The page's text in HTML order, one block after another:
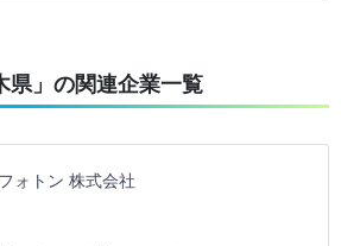
県」の関連企業一覧
ォトン 株式会社